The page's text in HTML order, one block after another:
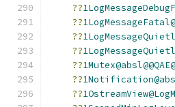
??
??
??
??
??
??
??